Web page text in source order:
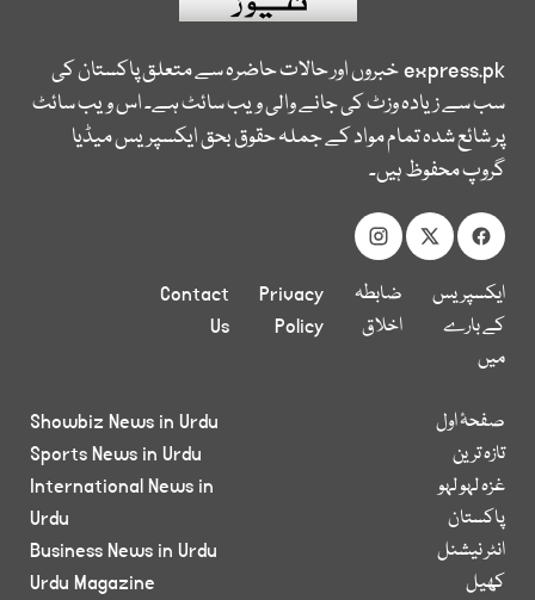
express.pkخبروں اور حالات حاضرہ سے متعلق پاکستان کی
سب سے زیادہ وزٹ کی جانے والی ویب سائٹ ہے۔ اس ویب سائٹ
پر شائع شدہ تمام مواد کے جملہ حقوق بحق ایکسپریس میڈیا
گروپ محفوظ ہیں۔
ایکسپریس
کے بارے
میں
ضابطہ
اخلاق
Privacy
Policy
Contact
Us
صفحۂ اول
تازہ ترین
غزہ لہو لہو
پاکستان
انٹر نیشنل
کھیل
Showbiz News in Urdu
Sports News in Urdu
International News in
Urdu
Business News in Urdu
Urdu Magazine